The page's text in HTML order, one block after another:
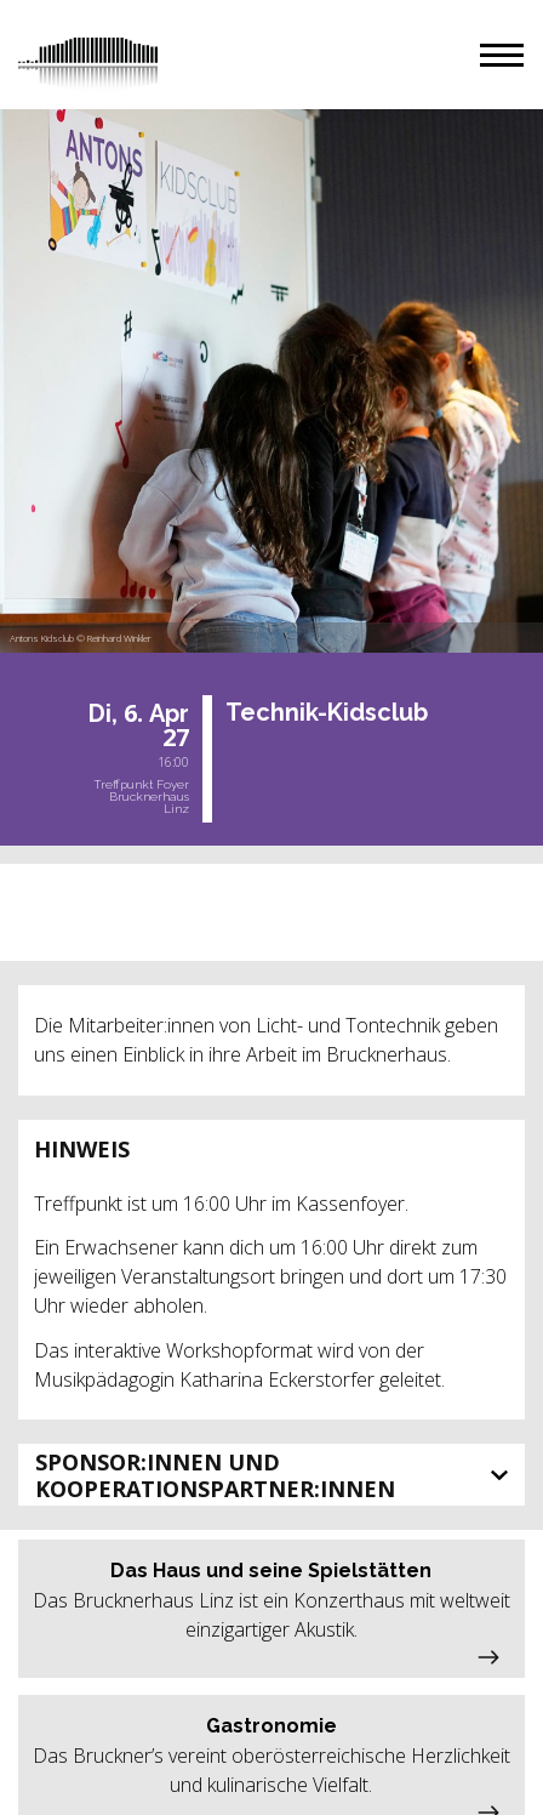
Antons Kidsclub © Reinhard Winkler
Di, 6. Apr
27
16:00
Treffpunkt Foyer
Brucknerhaus
Linz
Tech­nik-Kids­club
Die Mitarbeiter:innen von Licht- und Tontechnik geben
uns einen Einblick in ihre Arbeit im Brucknerhaus.
HINWEIS
Treffpunkt ist um 16:00 Uhr im Kassenfoyer.
Ein Erwachsener kann dich um 16:00 Uhr direkt zum
jeweiligen Veranstaltungsort bringen und dort um 17:30
Uhr wieder abholen.
Das interaktive Workshopformat wird von der
Musikpädagogin Katharina Eckerstorfer geleitet.
SPONSOR:INNEN UND
KOOPERATIONSPARTNER:INNEN
Das Haus und seine Spielstätten
Das Brucknerhaus Linz ist ein Konzerthaus mit weltweit
einzigartiger Akustik.
Gastronomie
Das Bruckner’s vereint oberösterreichische Herzlichkeit
und kulinarische Vielfalt.